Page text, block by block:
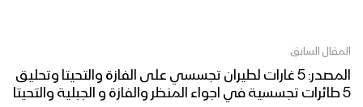
المقال السابق
المصدر: 5 غارات لطيران تجسسي على الفازة والتحيتا وتحليق
5 طائرات تجسسية في اجواء المنظر والفازة و الجبلية والتحيتا